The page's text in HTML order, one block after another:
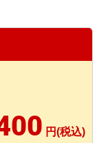
円(税込)